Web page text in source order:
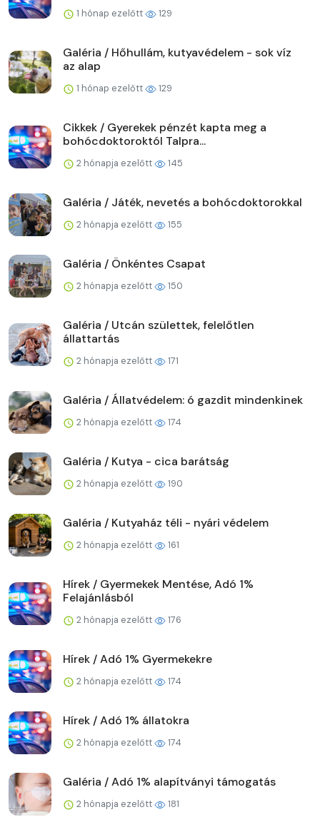
1 hónap ezelőtt 129
Galéria / Hőhullám, kutyavédelem - sok víz
az alap
1 hónap ezelőtt 129
Cikkek / Gyerekek pénzét kapta meg a
bohócdoktoroktól Talpra...
2 hónapja ezelőtt 145
Galéria / Játék, nevetés a bohócdoktorokkal
2 hónapja ezelőtt 155
Galéria / Önkéntes Csapat
2 hónapja ezelőtt 150
Galéria / Utcán születtek, felelőtlen
állattartás
2 hónapja ezelőtt 171
Galéria / Állatvédelem: ó gazdit mindenkinek
2 hónapja ezelőtt 174
Galéria / Kutya - cica barátság
2 hónapja ezelőtt 190
Galéria / Kutyaház téli - nyári védelem
2 hónapja ezelőtt 161
Hírek / Gyermekek Mentése, Adó 1%
Felajánlásból
2 hónapja ezelőtt 176
Hírek / Adó 1% Gyermekekre
2 hónapja ezelőtt 174
Hírek / Adó 1% állatokra
2 hónapja ezelőtt 174
Galéria / Adó 1% alapítványi támogatás
2 hónapja ezelőtt 181